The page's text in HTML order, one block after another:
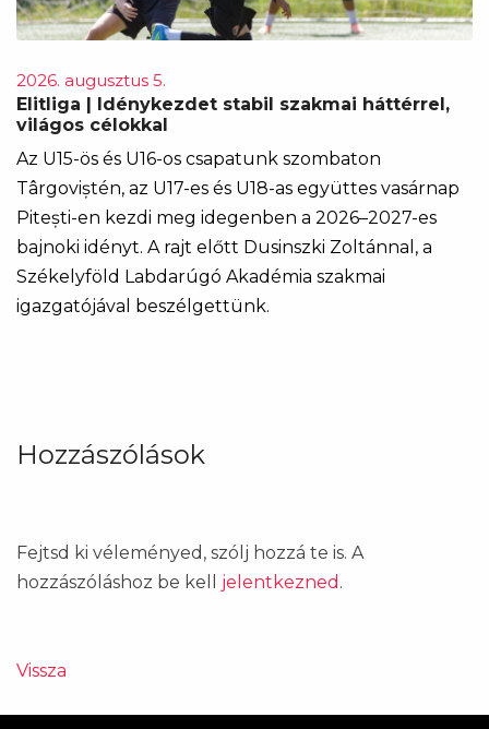
2026. augusztus 5.
Elitliga | Idénykezdet stabil szakmai háttérrel,
világos célokkal
Az U15-ös és U16-os csapatunk szombaton
Târgoviștén, az U17-es és U18-as együttes vasárnap
Pitești-en kezdi meg idegenben a 2026–2027-es
bajnoki idényt. A rajt előtt Dusinszki Zoltánnal, a
Székelyföld Labdarúgó Akadémia szakmai
igazgatójával beszélgettünk.
Hozzászólások
Fejtsd ki véleményed, szólj hozzá te is. A
hozzászóláshoz be kell jelentkezned .
Vissza